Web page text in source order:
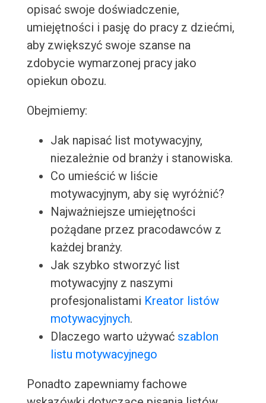
opisać swoje doświadczenie,
umiejętności i pasję do pracy z dziećmi,
aby zwiększyć swoje szanse na
zdobycie wymarzonej pracy jako
opiekun obozu.
Obejmiemy:
Jak napisać list motywacyjny,
niezależnie od branży i stanowiska.
Co umieścić w liście
motywacyjnym, aby się wyróżnić?
Najważniejsze umiejętności
pożądane przez pracodawców z
każdej branży.
Jak szybko stworzyć list
motywacyjny z naszymi
profesjonalistami Kreator listów
motywacyjnych.
Dlaczego warto używać szablon
listu motywacyjnego
Ponadto zapewniamy fachowe